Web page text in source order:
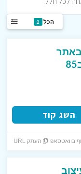
הכל 2
באתר
עד עיצובים רק ב85
השג קוד
בוואטסאפ העתק URL